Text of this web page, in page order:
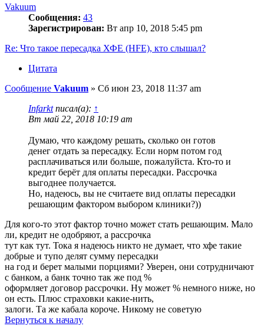
Vakuum
Сообщения: 43
Зарегистрирован: Вт апр 10, 2018 5:45 pm
Re: Что такое пересадка ХФЕ (HFE), кто слышал?
Цитата
Сообщение Vakuum » Сб июн 23, 2018 11:37 am
Infarktписал(а): ↑
Вт май 22, 2018 10:19 am
Думаю, что каждому решать, сколько он готов
денег отдать за пересадку. Если норм потом год
расплачиваться или больше, пожалуйста. Кто-то и
кредит берёт для оплаты пересадки. Рассрочка
выгоднее получается.
Но, надеюсь, вы не считаете вид оплаты пересадки
решающим фактором выбором клиники?))
Для кого-то этот фактор точно может стать решающим. Мало
ли, кредит не одобряют, а рассрочка
тут как тут. Тока я надеюсь никто не думает, что хфе такие
добрые и тупо делят сумму пересадки
на год и берет малыми порциями? Уверен, они сотрудничают
с банком, а банк точно так же под %
оформляет договор рассрочки. Ну может % немного ниже, но
он есть. Плюс страховки какие-нить,
залоги. Та же кабала короче. Никому не советую
Вернуться к началу